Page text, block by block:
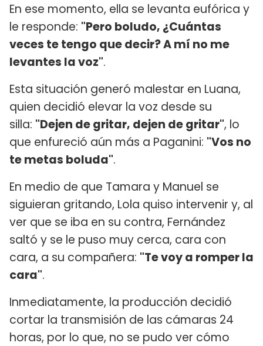
En ese momento, ella se levanta eufórica y
le responde: "Pero boludo, ¿Cuántas
veces te tengo que decir? A mí no me
levantes la voz".
Esta situación generó malestar en Luana,
quien decidió elevar la voz desde su
silla: "Dejen de gritar, dejen de gritar", lo
que enfureció aún más a Paganini: "Vos no
te metas boluda".
En medio de que Tamara y Manuel se
siguieran gritando, Lola quiso intervenir y, al
ver que se iba en su contra, Fernández
saltó y se le puso muy cerca, cara con
cara, a su compañera: "Te voy a romper la
cara".
Inmediatamente, la producción decidió
cortar la transmisión de las cámaras 24
horas, por lo que, no se pudo ver cómo